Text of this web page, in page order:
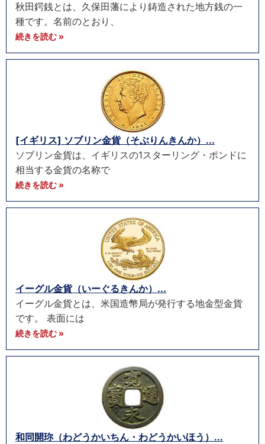
秋田鍔銭とは、久保田藩により鋳造された地方銭の一
種です。名前のとおり、
続きを読む »
[イギリス] ソブリン金貨（そぶりんきんか）...
ソブリン金貨は、イギリスの1スターリング・ポンドに
相当する金貨の名称で
続きを読む »
イーグル金貨（いーぐるきんか）...
イーグル金貨とは、米国造幣局が発行する地金型金貨
です。 表面には
続きを読む »
和同開珎（わどうかいちん・わどうかいほう）...